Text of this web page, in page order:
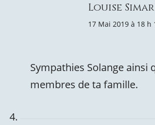
Louise
17 Mai 2019 à 18 h
Sympathies Solange ainsi
membres de ta famille.